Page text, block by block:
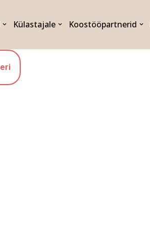
Külastajale Koostööpartnerid